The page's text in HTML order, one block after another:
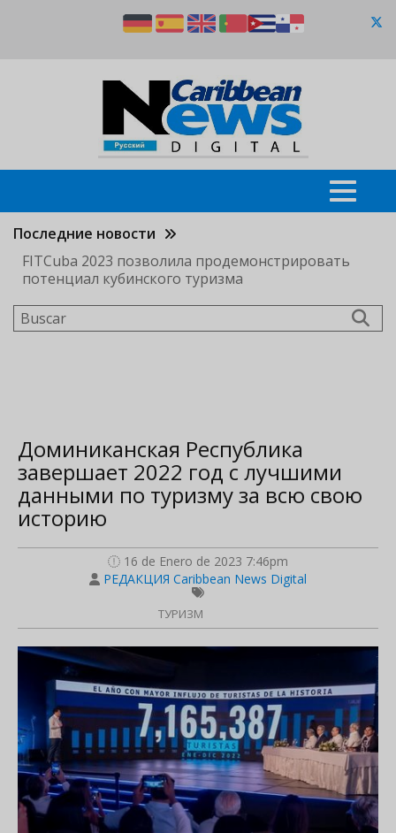
Последние новости
FITCuba 2023 позволила продемонстрировать
потенциал кубинского туризма
Buscar
Доминиканская Республика
завершает 2022 год с лучшими
данными по туризму за всю свою
историю
16 de Enero de 2023 7:46pm
РЕДАКЦИЯ Caribbean News Digital
ТУРИЗМ